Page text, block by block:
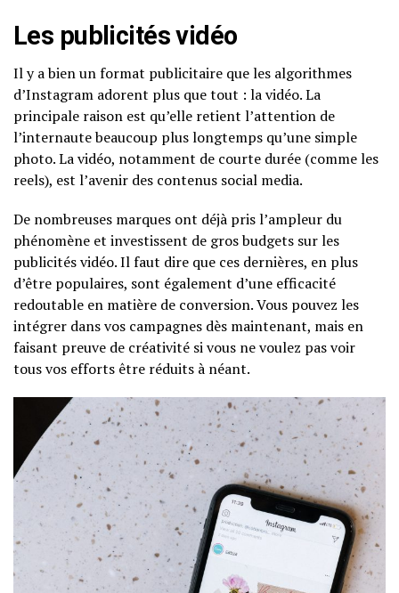
Les publicités vidéo
Il y a bien un format publicitaire que les algorithmes
d’Instagram adorent plus que tout : la vidéo. La
principale raison est qu’elle retient l’attention de
l’internaute beaucoup plus longtemps qu’une simple
photo. La vidéo, notamment de courte durée (comme les
reels), est l’avenir des contenus social media.
De nombreuses marques ont déjà pris l’ampleur du
phénomène et investissent de gros budgets sur les
publicités vidéo. Il faut dire que ces dernières, en plus
d’être populaires, sont également d’une efficacité
redoutable en matière de conversion. Vous pouvez les
intégrer dans vos campagnes dès maintenant, mais en
faisant preuve de créativité si vous ne voulez pas voir
tous vos efforts être réduits à néant.